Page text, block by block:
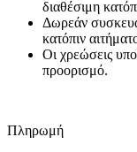
διαθέσιμη
Δωρεάν
κατόπιν
Οι χρεώσεις
προορισμό.
Πληρωμή